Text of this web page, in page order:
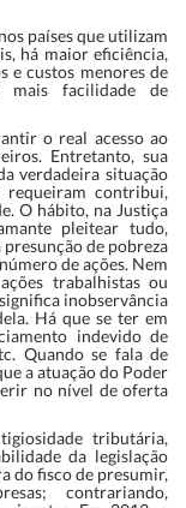
países que utilizam
há maior eficiência,
e custos menores de
mais facilidade de
o real acesso ao
Entretanto, sua
verdadeira situação
contribui,
O hábito, na Justiça
pleitear tudo,
de pobreza
de ações. Nem
trabalhistas ou
inobservância
Há que se ter em
indevido de
Quando se fala de
a atuação do Poder
no nível de oferta
tributária,
da legislação
do fisco de presumir,
contrariando,